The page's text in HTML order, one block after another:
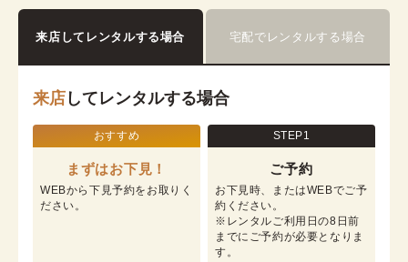
来店してレンタルする場合 宅配でレンタルする場合
来店 してレンタルする場合
おすすめ
まずはお下見！
WEBから下見予約をお取りく
ださい。
STEP1
ご予約
お下見時、またはWEBでご予
約ください。
※レンタルご利用日の8日前
までにご予約が必要となりま
す。